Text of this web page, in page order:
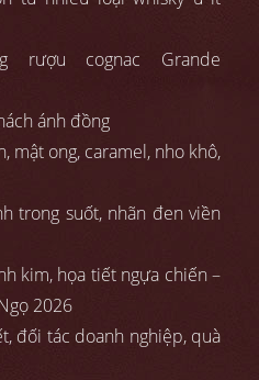
rượu cognac Grande
ánh đồng
mật ong, caramel, nho khô,
trong suốt, nhãn đen viền
kim, họa tiết ngựa chiến –
2026
đối tác doanh nghiệp, quà